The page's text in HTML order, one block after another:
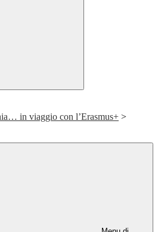
in viaggio con l’Erasmus+ >